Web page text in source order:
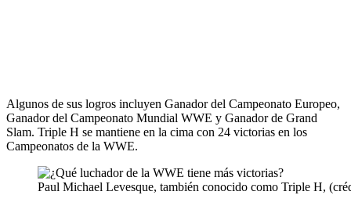
Algunos de sus logros incluyen Ganador del Campeonato Europeo,
Ganador del Campeonato Mundial WWE y Ganador de Grand
Slam. Triple H se mantiene en la cima con 24 victorias en los
Campeonatos de la WWE.
Paul Michael Levesque, también conocido como Triple H,